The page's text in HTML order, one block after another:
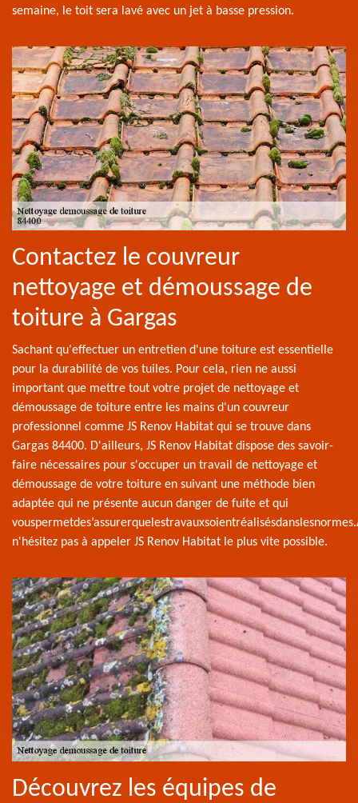
semaine, le toit sera lavé avec un jet à basse pression.
Contactez le couvreur
nettoyage et démoussage de
toiture à Gargas
Sachant qu'effectuer un entretien d'une toiture est essentielle
pour la durabilité de vos tuiles. Pour cela, rien ne aussi
important que mettre tout votre projet de nettoyage et
démoussage de toiture entre les mains d'un couvreur
professionnel comme JS Renov Habitat qui se trouve dans
Gargas 84400. D'ailleurs, JS Renov Habitat dispose des savoir-
faire nécessaires pour s'occuper un travail de nettoyage et
démoussage de votre toiture en suivant une méthode bien
adaptée qui ne présente aucun danger de fuite et qui
n'hésitez pas à appeler JS Renov Habitat le plus vite possible.
Découvrez les équipes de